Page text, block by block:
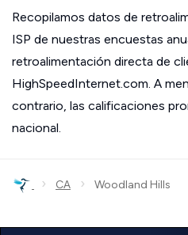
Recopilamos datos de
ISP de nuestras encuestas
retroalimentación directa de
HighSpeedInternet.com. A
contrario, las calificaciones
nacional.
› CA › Woodland Hills